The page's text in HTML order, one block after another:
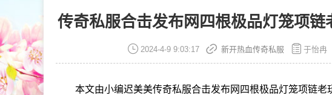
传奇私服合击发布网四根极品灯笼项
2024-4-9 9:03:17 新开热血传奇私服 于怡冉
本文由小编迟美美传奇私服合击发布网四根极品灯笼项链老